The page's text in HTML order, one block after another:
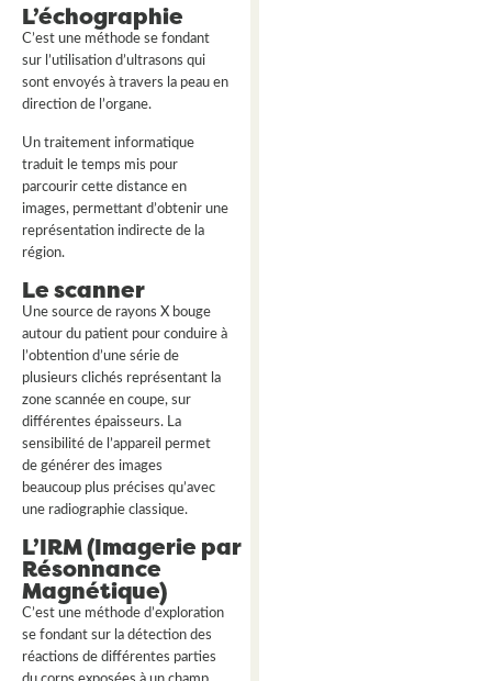
L’échographie
C’est une méthode se fondant
sur l’utilisation d’ultrasons qui
sont envoyés à travers la peau en
direction de l’organe.
Un traitement informatique
traduit le temps mis pour
parcourir cette distance en
images, permettant d’obtenir une
représentation indirecte de la
région.
Le scanner
Une source de rayons X bouge
autour du patient pour conduire à
l’obtention d’une série de
plusieurs clichés représentant la
zone scannée en coupe, sur
différentes épaisseurs. La
sensibilité de l’appareil permet
de générer des images
beaucoup plus précises qu’avec
une radiographie classique.
L’IRM (Imagerie par
Résonnance
Magnétique)
C’est une méthode d’exploration
se fondant sur la détection des
réactions de différentes parties